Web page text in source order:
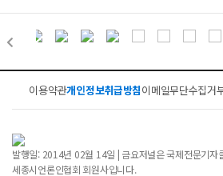
이용약관개인정보취급방침이메일무단수집거
발행일: 2014년 02월 14일 | 금요저널은 국제전문기자
세종시언론인협회 회원사입니다.